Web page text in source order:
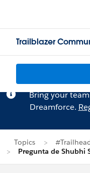
Trailblazer
Bring your
Dreamforce.
Topics
Pregunta de Shubhi